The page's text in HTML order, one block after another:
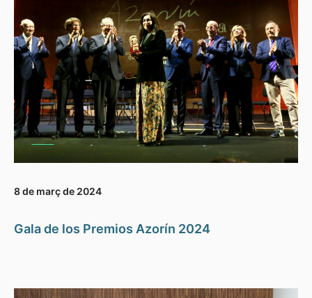
8 de març de 2024
Gala de los Premios Azorín 2024